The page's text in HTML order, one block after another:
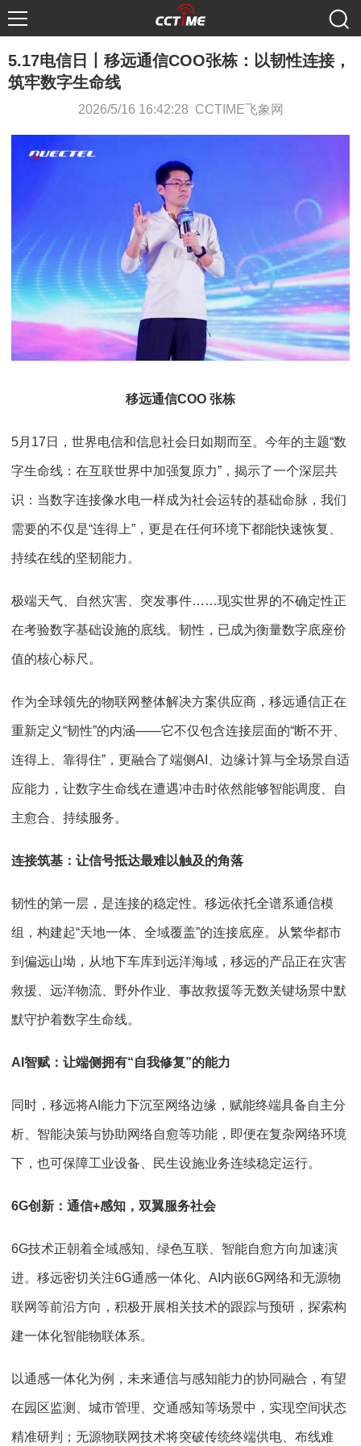
5.17电信日丨移远通信COO张栋：以韧性连接，
筑牢数字生命线
2026/5/16 16:42:28 CCTIME飞象网
移远通信COO 张栋
5月17日，世界电信和信息社会日如期而至。今年的主题“数
字生命线：在互联世界中加强复原力”，揭示了一个深层共
识：当数字连接像水电一样成为社会运转的基础命脉，我们
需要的不仅是“连得上”，更是在任何环境下都能快速恢复、
持续在线的坚韧能力。
极端天气、自然灾害、突发事件……现实世界的不确定性正
在考验数字基础设施的底线。韧性，已成为衡量数字底座价
值的核心标尺。
作为全球领先的物联网整体解决方案供应商，移远通信正在
重新定义“韧性”的内涵——它不仅包含连接层面的“断不开、
连得上、靠得住”，更融合了端侧AI、边缘计算与全场景自适
应能力，让数字生命线在遭遇冲击时依然能够智能调度、自
主愈合、持续服务。
连接筑基：让信号抵达最难以触及的角落
韧性的第一层，是连接的稳定性。移远依托全谱系通信模
组，构建起“天地一体、全域覆盖”的连接底座。从繁华都市
到偏远山坳，从地下车库到远洋海域，移远的产品正在灾害
救援、远洋物流、野外作业、事故救援等无数关键场景中默
默守护着数字生命线。
AI智赋：让端侧拥有“自我修复”的能力
同时，移远将AI能力下沉至网络边缘，赋能终端具备自主分
析、智能决策与协助网络自愈等功能，即便在复杂网络环境
下，也可保障工业设备、民生设施业务连续稳定运行。
6G创新：通信+感知，双翼服务社会
6G技术正朝着全域感知、绿色互联、智能自愈方向加速演
进。移远密切关注6G通感一体化、AI内嵌6G网络和无源物
联网等前沿方向，积极开展相关技术的跟踪与预研，探索构
建一体化智能物联体系。
以通感一体化为例，未来通信与感知能力的协同融合，有望
在园区监测、城市管理、交通感知等场景中，实现空间状态
精准研判；无源物联网技术将突破传统终端供电、布线难